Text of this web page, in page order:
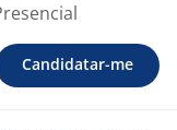
Candidatar-me